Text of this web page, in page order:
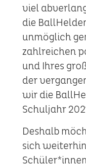
viel
die
unmöglich
zahlreichen
und Ihres
der
wir die
Schuljahr
Deshalb
sich